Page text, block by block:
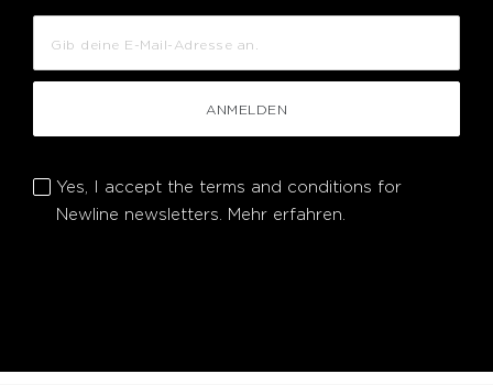
ANMELDEN
Yes, I accept the terms and conditions for
Newline newsletters. Mehr erfahren.